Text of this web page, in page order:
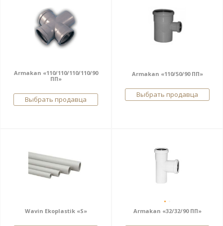
Armakan «110/110/110/110/90
ПП»
Выбрать продавца
Armakan «110/50/90 ПП»
Выбрать продавца
Wavin Ekoplastik «S» Armakan «32/32/90 ПП»